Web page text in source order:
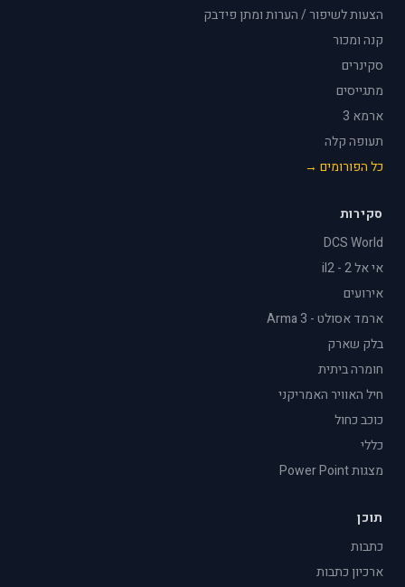
הצעות לשיפור / הערות ומתן פידבק
קנה ומכור
סקינרים
מתגייסים
ארמא 3
תעופה קלה
כל הפורומים →
סקירות
DCS World
אי אל 2 - il2
אירועים
ארמד אסולט - Arma 3
בלק שארק
חומרה ביתית
חיל האוויר האמריקני
כוכב כחול
כללי
מצגות Power Point
תוכן
כתבות
ארכיון כתבות